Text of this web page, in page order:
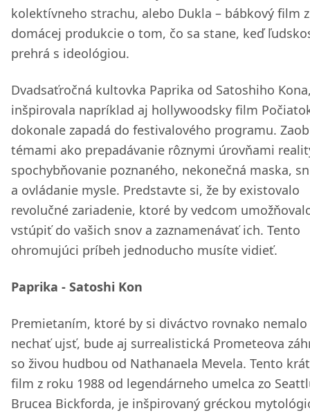
kolektívneho strachu, alebo Dukla – bábkový film z
domácej produkcie o tom, čo sa stane, keď
prehrá s ideológiou.
Dvadsaťročná kultovka Paprika od Satoshiho
inšpirovala napríklad aj hollywoodsky film
dokonale zapadá do festivalového programu.
témami ako prepadávanie rôznymi úrovňami
spochybňovanie poznaného, nekonečná maska,
a ovládanie mysle. Predstavte si, že by existovalo
revolučné zariadenie, ktoré by vedcom
vstúpiť do vašich snov a zaznamenávať ich. Tento
ohromujúci príbeh jednoducho musíte vidieť.
Paprika - Satoshi Kon
Premietaním, ktoré by si diváctvo rovnako nemalo
nechať ujsť, bude aj surrealistická Prometeova
so živou hudbou od Nathanaela Mevela. Tento
film z roku 1988 od legendárneho umelca zo
Brucea Bickforda, je inšpirovaný gréckou